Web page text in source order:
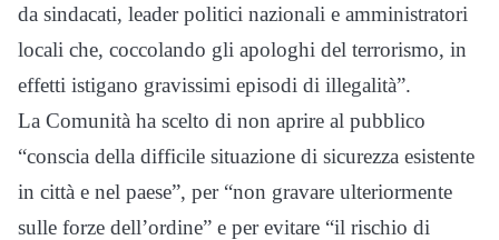
da sindacati, leader politici nazionali e amministratori
locali che, coccolando gli apologhi del terrorismo, in
effetti istigano gravissimi episodi di illegalità”.
La Comunità ha scelto di non aprire al pubblico
“conscia della difficile situazione di sicurezza esistente
in città e nel paese”, per “non gravare ulteriormente
sulle forze dell’ordine” e per evitare “il rischio di